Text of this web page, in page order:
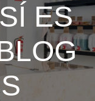
ES